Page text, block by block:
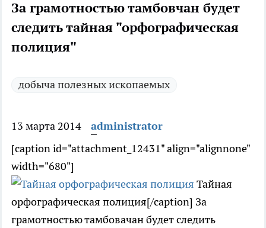
За грамотностью тамбовчан будет
следить тайная "орфографическая
полиция"
добыча полезных ископаемых
13 марта 2014
administrator
[caption id="attachment_12431" align="alignnone"
width="680"]
Тайная
орфографическая полиция[/caption] За
грамотностью тамбовачан будет следить